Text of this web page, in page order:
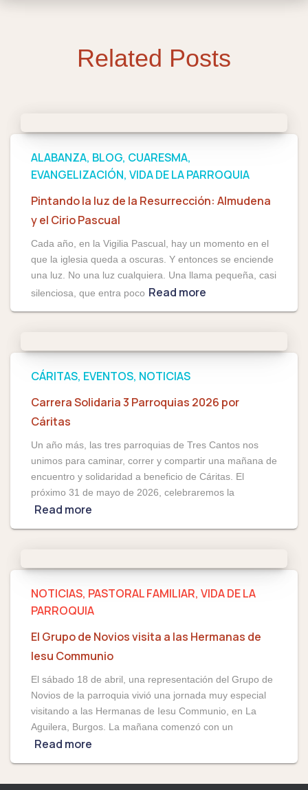
Related Posts
ALABANZA BLOG CUARESMA
EVANGELIZACIÓN VIDA DE LA PARROQUIA
Pintando la luz de la Resurrección: Almudena
y el Cirio Pascual
Cada año, en la Vigilia Pascual, hay un momento en el
que la iglesia queda a oscuras. Y entonces se enciende
una luz. No una luz cualquiera. Una llama pequeña, casi
silenciosa, que entra poco Read more
CÁRITAS EVENTOS NOTICIAS
Carrera Solidaria 3 Parroquias 2026 por
Cáritas
Un año más, las tres parroquias de Tres Cantos nos
unimos para caminar, correr y compartir una mañana de
encuentro y solidaridad a beneficio de Cáritas. El
próximo 31 de mayo de 2026, celebraremos la
Read more
NOTICIAS PASTORAL FAMILIAR VIDA DE LA
PARROQUIA
El Grupo de Novios visita a las Hermanas de
Iesu Communio
El sábado 18 de abril, una representación del Grupo de
Novios de la parroquia vivió una jornada muy especial
visitando a las Hermanas de Iesu Communio, en La
Aguilera, Burgos. La mañana comenzó con un
Read more